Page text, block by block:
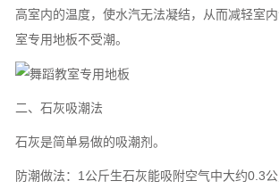
高室内的温度，使水汽无法凝结，从而减轻室
室专用地板不受潮。
二、石灰吸潮法
石灰是简单易做的吸潮剂。
防潮做法：1公斤生石灰能吸附空气中大约0.3